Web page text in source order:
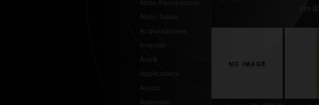
Abito francescano
Abito Talare
Acquasantiere
Ampolle
Anelli
Applicazioni
Arazzi
Aspersori
cm